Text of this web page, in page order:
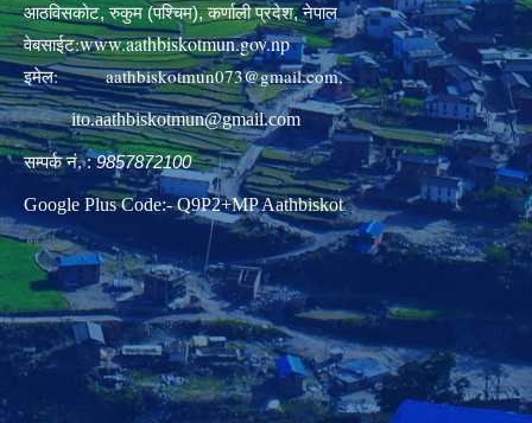
आठविसकोट, रुकुम (पश्चिम), कर्णाली प्रदेश, नेपाल
वेबसाईट:www.aathbiskotmun.gov.np
इमेल:aathbiskotmun073@gmail.com,
ito.aathbiskotmun@gmail.com
सम्पर्क नं. :9857872100
Google Plus Code:- Q9P2+MP Aathbiskot